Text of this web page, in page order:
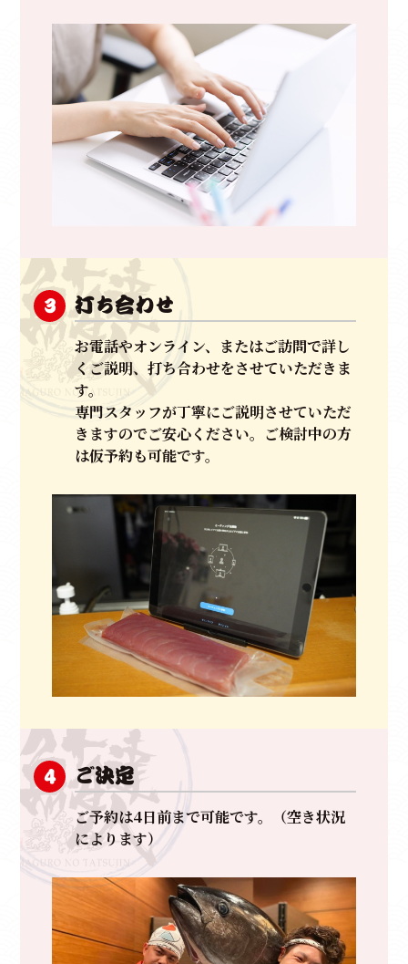
3 打ち合わせ
お電話やオンライン、またはご訪問で詳し
くご説明、打ち合わせをさせていただきま
す。
専門スタッフが丁寧にご説明させていただ
きますのでご安心ください。ご検討中の方
は仮予約も可能です。
4 ご決定
ご予約は4日前まで可能です。（空き状況
によります）